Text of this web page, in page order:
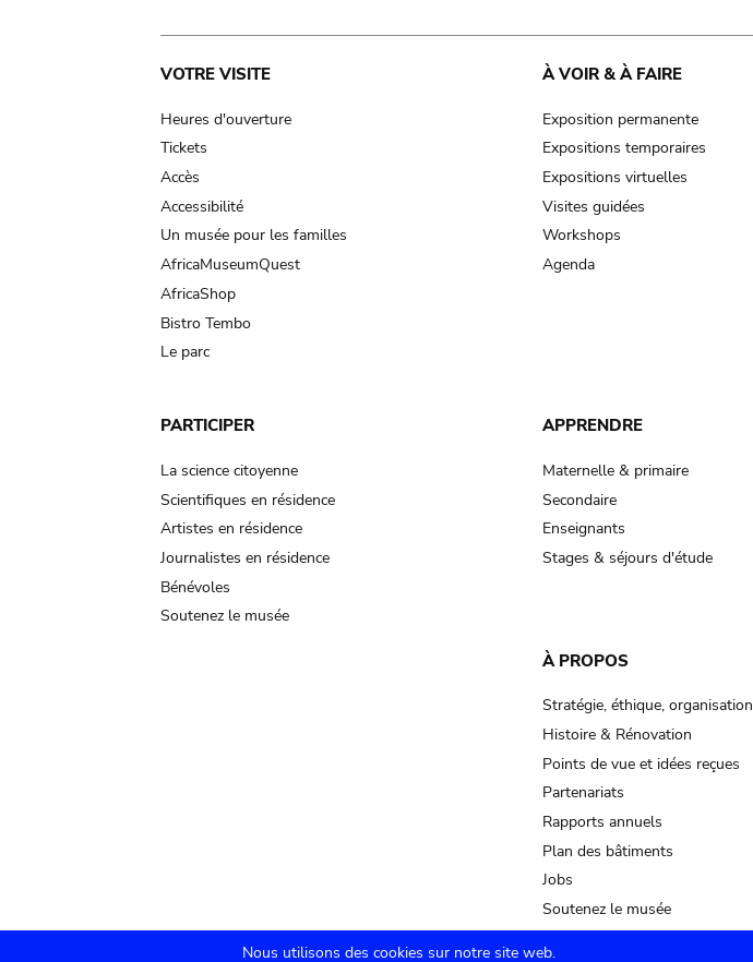
Main
navigation
VOTRE VISITE
Heures d'ouverture
Tickets
Accès
Accessibilité
Un musée pour les familles
AfricaMuseumQuest
AfricaShop
Bistro Tembo
Le parc
À VOIR & À FAIRE
Exposition permanente
Expositions temporaires
Expositions virtuelles
Visites guidées
Workshops
Agenda
PARTICIPER
La science citoyenne
Scientifiques en résidence
Artistes en résidence
Journalistes en résidence
Bénévoles
Soutenez le musée
APPRENDRE
Maternelle & primaire
Secondaire
Enseignants
Stages & séjours d'étude
À PROPOS
Stratégie, éthique, organisation
Histoire & Rénovation
Points de vue et idées reçues
Partenariats
Rapports annuels
Plan des bâtiments
Jobs
Soutenez le musée
Nous utilisons des cookies sur notre site web.